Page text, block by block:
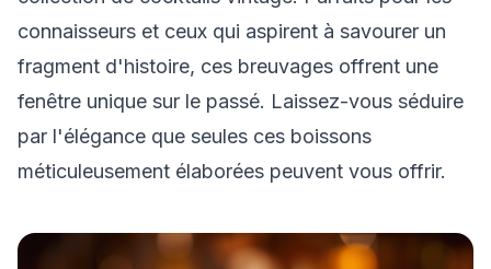
connaisseurs et ceux qui aspirent à savourer un
fragment d'histoire, ces breuvages offrent une
fenêtre unique sur le passé. Laissez-vous séduire
par l'élégance que seules ces boissons
méticuleusement élaborées peuvent vous offrir.